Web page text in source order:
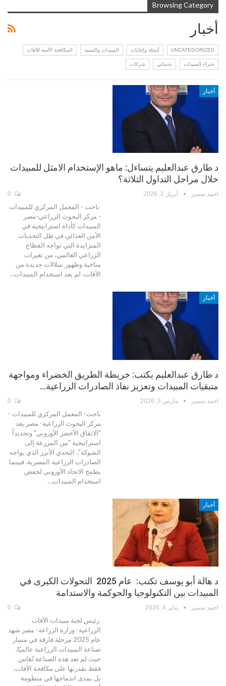
Browsing Category
أخبار
UNCATEGORIZED أسئلة وإجابات المبيدات والتنمية المكافحة الآمنة للأفات
خبراء المبيدات خدماتي شركات
أخبار
د طارق عبدالعليم يتساءل: ماهو الإستخدام الامثل للمبيدات
خلال مراحل التداول الثلاثة؟
احمد سمير أبريل 1, 2026
باحث - المعمل المركزي للمبيدات
- مركز البحوث الزراعي-مصر
المبيدات كأداة استراتيجية في
الأمن الغذائي في ظل التحديات
المتزايدة التي تواجه القطاع
الزراعي العالمي، من تغيرات
مناخية وظهور سلالات جديدة من
الآفات، لم يعد استخدام المبيدات…
أخبار
د طارق عبدالعليم يكتب: خريطة الطريق الخضراء ومواجهة
متبقيات المبيدات وتعزيز نفاذ الصادرات الزراعية…
احمد سمير مارس 3, 2026
باحث- المعمل المركزي للمبيدات -
مركز البحوث الزراعية- مصر يعد
"الاتفاق الأخضر الأوروبي" وتحديداً
استراتيجية "من المزرعة إلى
الشوكة"، التحدي الأبرز الذي يواجه
الصادرات الزراعية المصرية. فبينما
يطمح الاتحاد الأوروبي لخفض
استخدام المبيدات…
أخبار
د هالة أبو يوسف تكتب: عام 2025 التحولات الكبرى في
المبيدات بين التكنولوجيا والحوكمة والاستدامة
احمد سمير يناير 4, 2026
رئيس لجنة مبيدات الآفات
الزراعية- وزارة الزراعة- مصر شهد
عام 2025 مرحلة فارقة في مسار
صناعة المبيدات الزراعية عالميًا،
حيث لم تعد هذه الصناعة تُقاس
فقط بقدرتها على مكافحة الآفات،
بل بمدى اندماجها في منظومة